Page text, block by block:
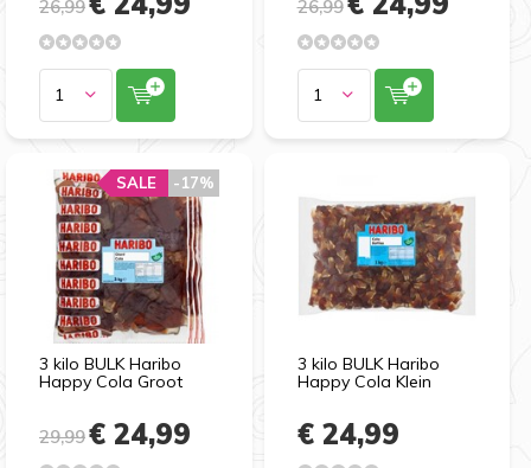
26,99 26,99
3 kilo BULK Haribo
Happy Cola Groot
-17%
SALE
29,99€ 24,99
3 kilo BULK Haribo
Happy Cola Klein
€ 24,99